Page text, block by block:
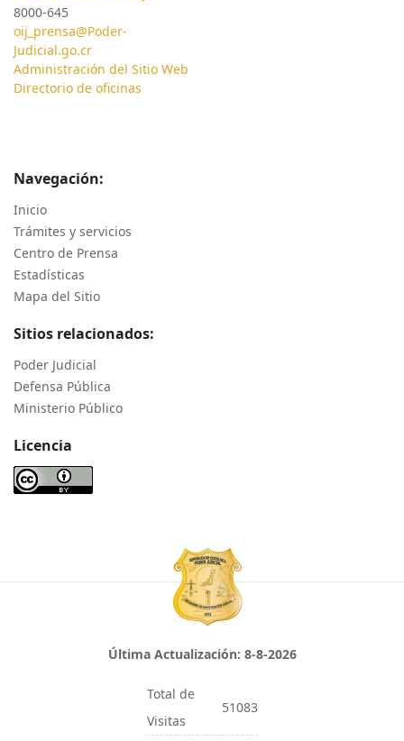
8000-645
oij_prensa@Poder-
Judicial.go.cr
Administración del Sitio Web
Directorio de oficinas
Navegación:
Inicio
Trámites y servicios
Centro de Prensa
Estadísticas
Mapa del Sitio
Sitios relacionados:
Poder Judicial
Defensa Pública
Ministerio Público
Licencia
Última Actualización: 8-8-2026
Total de
Visitas
51083